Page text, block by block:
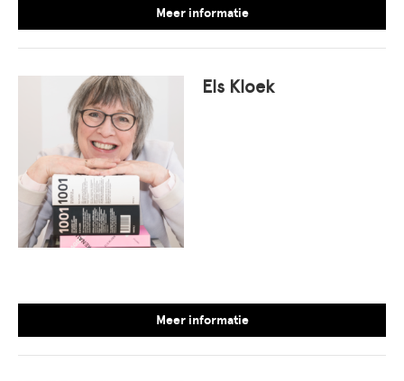
Meer informatie
Els Kloek
Meer informatie